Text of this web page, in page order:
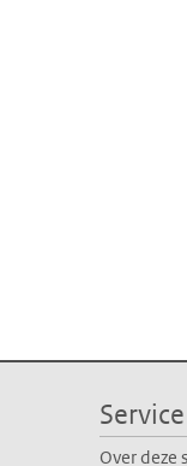
Service
Over deze